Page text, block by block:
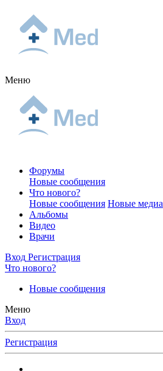
Меню
Форумы
Новые сообщения
Что нового?
Новые сообщения Новые медиа
Альбомы
Видео
Врачи
Вход Регистрация
Что нового?
Новые сообщения
Меню
Вход
Регистрация